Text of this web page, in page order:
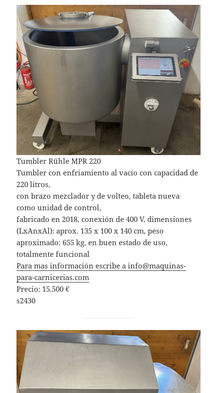
Tumbler Rühle MPR 220
Tumbler con enfriamiento al vacío con capacidad de
220 litros,
con brazo mezclador y de volteo, tableta nueva
como unidad de control,
fabricado en 2018, conexión de 400 V, dimensiones
(LxAnxAl): aprox. 135 x 100 x 140 cm, peso
aproximado: 655 kg, en buen estado de uso,
totalmente funcional
Para mas información escribe a info@maquinas-
para-carnicerias.com
Precio: 15.500 €
s2430